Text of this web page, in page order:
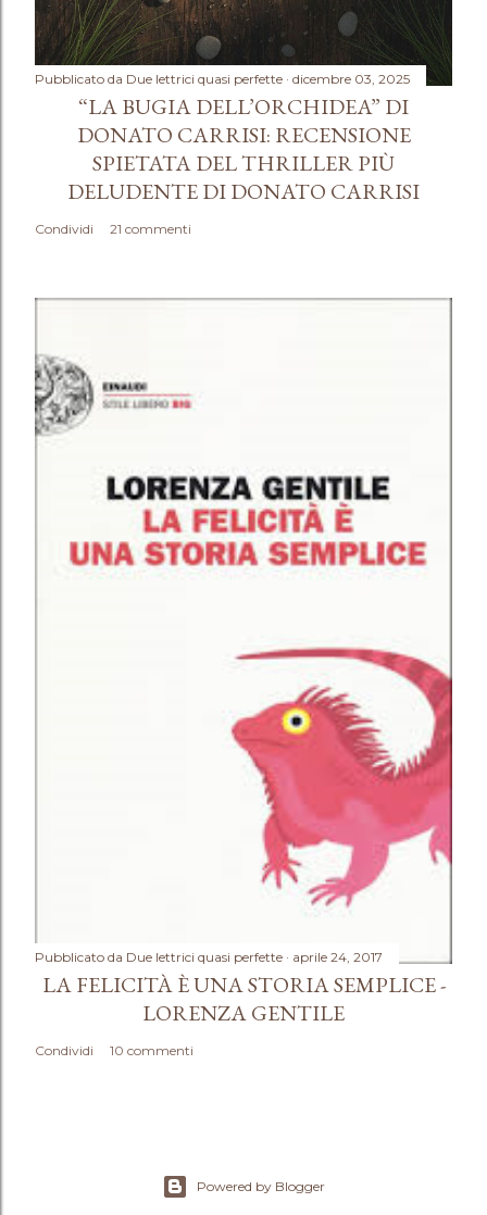
Pubblicato da Due lettrici quasi perfette dicembre 03, 2025
“LA BUGIA DELL’ORCHIDEA” DI
DONATO CARRISI: RECENSIONE
SPIETATA DEL THRILLER PIÙ
DELUDENTE DI DONATO CARRISI
Condividi 21 commenti
Pubblicato da Due lettrici quasi perfette aprile 24, 2017
LA FELICITÀ È UNA STORIA SEMPLICE -
LORENZA GENTILE
Condividi 10 commenti
Powered by Blogger